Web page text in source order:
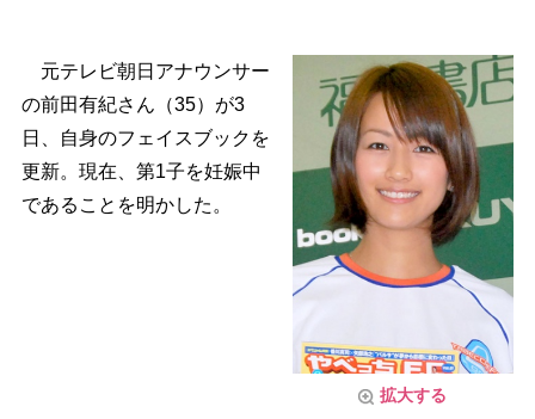
拡大する
元テレビ朝日アナウンサー
の前田有紀さん（35）が3
日、自身のフェイスブックを
更新。現在、第1子を妊娠中
であることを明かした。